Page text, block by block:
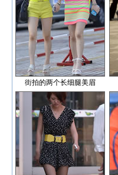
街拍的两个长细腿美眉